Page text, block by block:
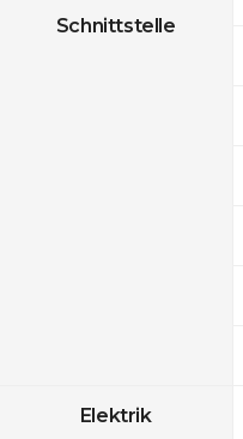
Schnittstelle
Elektrik